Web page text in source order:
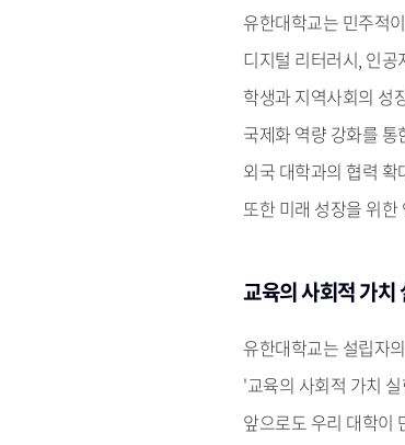
유한대학교는 민주적
디지털 리터러시, 인공
학생과 지역사회의 성
국제화 역량 강화를
외국 대학과의 협력
또한 미래 성장을 위
교육의 사회적 가치
유한대학교는 설립자
'교육의 사회적 가치
앞으로도 우리 대학이